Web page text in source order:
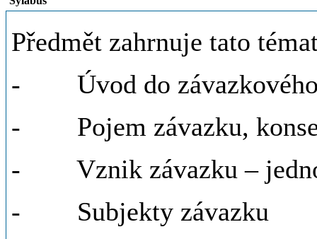
Předmět zahrnuje tato
- Úvod do závazkového
- Pojem závazku,
- Vznik závazku –
- Subjekty závazku